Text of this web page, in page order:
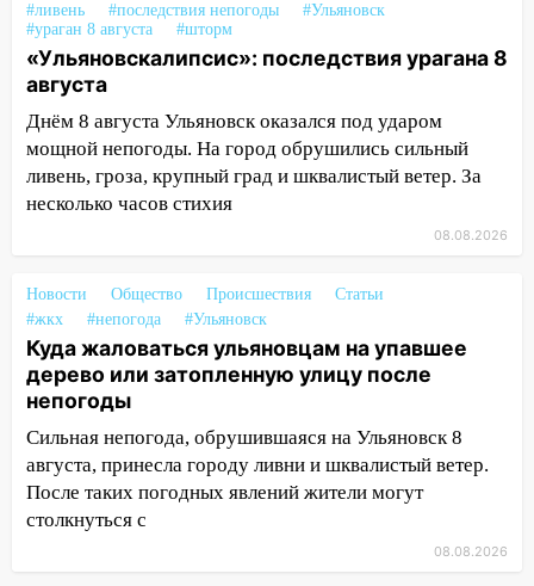
18:11 Ульяновская область стала
пилотным регионом проекта
«Культурное долголетие»
17:23 Прогноз погоды в Ульяновской
области на 8 августа
17:16 В реанимацию Ульяновской
областной больницы поступили шесть
16:51
В Чердаклинском районе
ремонтируют дороги, ставят остановки
и проводят новое освещение
16:35 В Ульяновске установили ещё
девять бункеров для крупногабаритного
мусора
16:26 В Ульяновске бесплатно покажут
матч «Волги» под открытым небом
В Ульяновском госуниверситете
#ливень
#последствия непогоды
#Ульяновск
#ураган 8 августа
#шторм
«Ульяновскалипсис»: последствия урагана 8
августа
Днём 8 августа Ульяновск оказался под ударом
мощной непогоды. На город обрушились сильный
ливень, гроза, крупный град и шквалистый ветер. За
несколько часов стихия
08.08.2026
Новости Общество Происшествия
Статьи
#жкх
#непогода #Ульяновск
Куда жаловаться ульяновцам на упавшее
дерево или затопленную улицу после
непогоды
Сильная непогода, обрушившаяся на Ульяновск 8
августа, принесла городу ливни и шквалистый ветер.
После таких погодных явлений жители могут
столкнуться с
08.08.2026